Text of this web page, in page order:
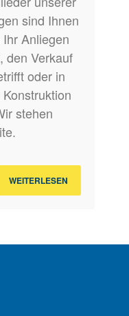
sind Ihnen
Anliegen
den Verkauf
oder in
stehen
WEITERLESEN